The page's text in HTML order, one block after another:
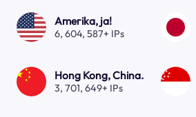
Amerika, ja!
6, 604, 587+ IPs
Hong Kong, China.
3, 701, 649+ IPs